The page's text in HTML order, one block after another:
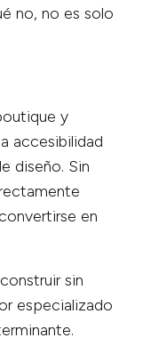
no, no es solo
y
accesibilidad
diseño. Sin
en
sin
especializado